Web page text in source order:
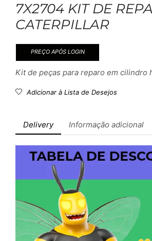
7X2704 KIT DE
CATERPILLAR
PREÇO APÓS LOGIN
Kit de peças para reparo em cilindro
Adicionar à Lista de Desejos
Delivery Informação adicional